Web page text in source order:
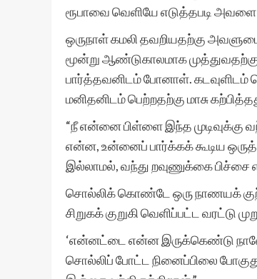
ரூபாவை வெளியே எடுத்தபடி
ஒருநாள் கமலி தவறியதற்கு
மூன்று ஆண்டுகாலமாக
பார்த்தவனிடம் போனாள். கடவுளிடம்
மனிதனிடம் பெற்றதற்கு மாசு
“நீ என்னை பிள்ளை இந்த முடிவுக்கு
என்ன, உன்னைப் பார்க்கக் கூடிய
இல்லாமல், வந்து றவுணுக்கை பிச்சை
சொல்லிக் கொண்டே ஒரு நாணயக்
சிறுகக் குறுகி வெளிப்பட்ட வரட்டு
‘என்னட்டை என்ன இருக்கெண்டு
சொல்லிப் போட்ட நினைப்பிலை